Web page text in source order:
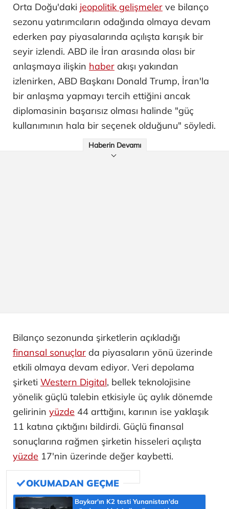
Orta Doğu'daki jeopolitik gelişmeler ve bilanço
sezonu yatırımcıların odağında olmaya devam
ederken pay piyasalarında açılışta karışık bir
seyir izlendi. ABD ile İran arasında olası bir
anlaşmaya ilişkin haber akışı yakından
izlenirken, ABD Başkanı Donald Trump, İran'la
bir anlaşma yapmayı tercih ettiğini ancak
diplomasinin başarısız olması halinde "güç
kullanımının hala bir seçenek olduğunu" söyledi.
Haberin Devamı
Bilanço sezonunda şirketlerin açıkladığı
finansal sonuçlar da piyasaların yönü üzerinde
etkili olmaya devam ediyor. Veri depolama
şirketi Western Digital, bellek teknolojisine
yönelik güçlü talebin etkisiyle üç aylık dönemde
gelirinin yüzde 44 arttığını, karının ise yaklaşık
11 katına çıktığını bildirdi. Güçlü finansal
sonuçlarına rağmen şirketin hisseleri açılışta
yüzde 17'nin üzerinde değer kaybetti.
Baykar'ın K2 testi Yunanistan'da